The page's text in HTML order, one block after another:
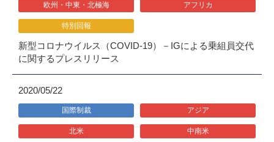
欧州・中東・北極海 アフリカ
特別回報
新型コロナウイルス（COVID-19）－IGによる乗組員交代
に関するプレスリリース
2020/05/22
国際制裁 アジア
北米 中南米